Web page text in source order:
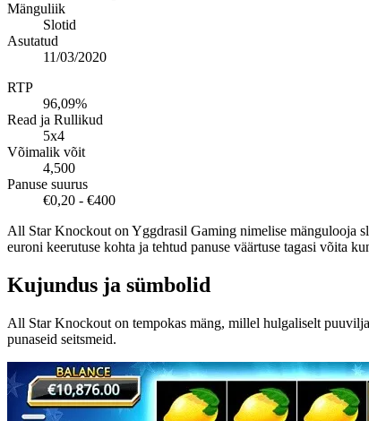
Mänguliik
Slotid
Asutatud
11/03/2020
RTP
96,09%
Read ja Rullikud
5x4
Võimalik võit
4,500
Panuse suurus
€0,20 - €400
All Star Knockout on Yggdrasil Gaming nimelise mängulooja
euroni keerutuse kohta ja tehtud panuse väärtuse tagasi võita
Kujundus ja sümbolid
All Star Knockout on tempokas mäng, millel hulgaliselt
punaseid seitsmeid.